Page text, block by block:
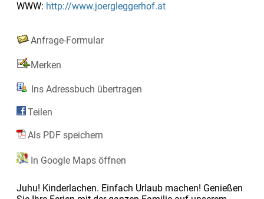
WWW: http://www.joergleggerhof.at
Anfrage-Formular
Merken
Ins Adressbuch übertragen
Teilen
Als PDF speichern
In Google Maps öffnen
Juhu! Kinderlachen. Einfach Urlaub machen! Genießen